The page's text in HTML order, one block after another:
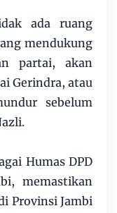
ada ruang
mendukung
partai, akan
Gerindra, atau
sebelum
Humas DPD
memastikan
Provinsi Jambi